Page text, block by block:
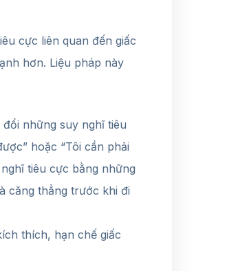
cực liên quan đến giấc
hơn. Liệu pháp này
những suy nghĩ tiêu
hoặc “Tôi cần phải
tiêu cực bằng những
căng thẳng trước khi đi
thích, hạn chế giấc